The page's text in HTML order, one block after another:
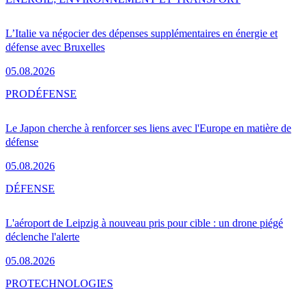
L’Italie va négocier des dépenses supplémentaires en énergie et
défense avec Bruxelles
05.08.2026
Le Japon cherche à renforcer ses liens avec l'Europe en matière de
défense
05.08.2026
PRODÉFENSE
L'aéroport de Leipzig à nouveau pris pour cible : un drone piégé
déclenche l'alerte
05.08.2026
DÉFENSE
PROTECHNOLOGIES